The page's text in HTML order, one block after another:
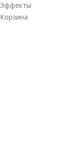
Эффекты
Корзина